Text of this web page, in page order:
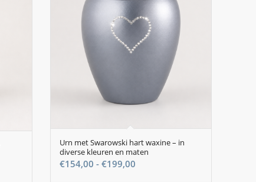
Urn met Swarowski hart waxine – in
diverse kleuren en maten
€154,00 - €199,00Prijsklasse: